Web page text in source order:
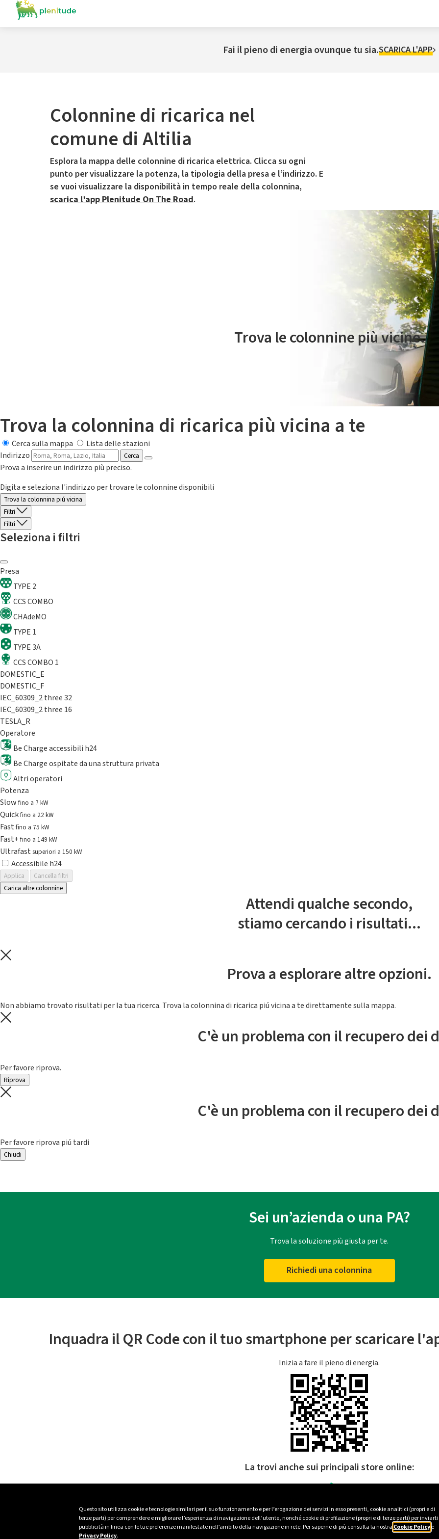
Questo sito utilizza cookie e tecnologie similari per il suo funzionamento e per l’erogazione dei servizi in esso presenti, cookie analitici (propri e di
terze parti) per comprendere e migliorare l’esperienza di navigazione dell’utente, nonché cookie di profilazione (propri e di terze parti) per inviarti
pubblicità in linea con le tue preferenze manifestate nell’ambito della navigazione in rete. Per saperne di più consulta la nostra Cookie Policye
Privacy Policy.
Fai il pieno di energia ovunque tu sia.SCARICA L'APP
Colonnine di ricarica nel
comune di Altilia
Esplora la mappa delle colonnine di ricarica elettrica. Clicca su ogni
punto per visualizzare la potenza, la tipologia della presa e l’indirizzo. E
se vuoi visualizzare la disponibilità in tempo reale della colonnina,
scarica l’app Plenitude On The Road.
Il servizio di mobilità elettrica è gestito da Plenitude On The Road
Trova le colonnine più vicine.
Trova la colonnina di ricarica più vicina a te
Cerca sulla mappa
Lista delle stazioni
Indirizzo
Cerca
Prova a inserire un indirizzo più preciso.
Digita e seleziona l'indirizzo per trovare le colonnine disponibili
Trova la colonnina piú vicina
Filtri
Filtri
Seleziona i filtri
Presa
TYPE 2
CCS COMBO
CHAdeMO
TYPE 1
TYPE 3A
CCS COMBO 1
DOMESTIC_E
DOMESTIC_F
IEC_60309_2 three 32
IEC_60309_2 three 16
TESLA_R
Operatore
Be Charge accessibili h24
Be Charge ospitate da una struttura privata
Altri operatori
Potenza
Slowfino a 7 kW
Quickfino a 22 kW
Fastfino a 75 kW
Fast+fino a 149 kW
Ultrafast superiori a 150 kW
Accessibile h24
Applica
Cancella filtri
Carica altre colonnine
Attendi qualche secondo,
stiamo cercando i risultati...
Prova a esplorare altre opzioni.
Non abbiamo trovato risultati per la tua ricerca. Trova la colonnina di ricarica piú vicina a te direttamente sulla mappa.
C'è un problema con il recupero dei
Per favore riprova.
Riprova
C'è un problema con il recupero dei
Per favore riprova piú tardi
Chiudi
Sei un’azienda o una PA?
Trova la soluzione più giusta per te.
Richiedi una colonnina
Inquadra il QR Code con il tuo smartphone per scaricare
Inizia a fare il pieno di energia.
La trovi anche sui principali store online: